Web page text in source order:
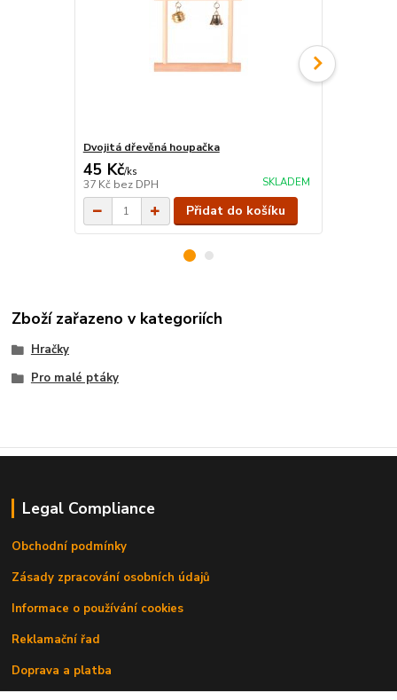
Dvojitá dřevěná houpačka
45 Kč/ks
37 Kč bez DPH SKLADEM
Přidat do košíku
Zboží zařazeno v kategoriích
Hračky
Pro malé ptáky
Legal Compliance
Obchodní podmínky
Zásady zpracování osobních údajů
Informace o používání cookies
Reklamační řad
Doprava a platba